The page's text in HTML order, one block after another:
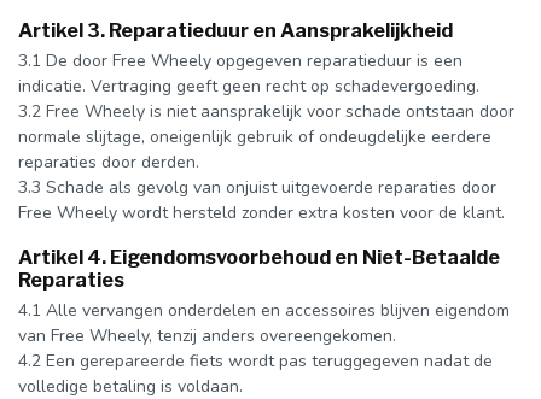
Artikel 3. Reparatieduur en Aansprakelijkheid
3.1 De door Free Wheely opgegeven reparatieduur is een
indicatie. Vertraging geeft geen recht op schadevergoeding.
3.2 Free Wheely is niet aansprakelijk voor schade ontstaan door
normale slijtage, oneigenlijk gebruik of ondeugdelijke eerdere
reparaties door derden.
3.3 Schade als gevolg van onjuist uitgevoerde reparaties door
Free Wheely wordt hersteld zonder extra kosten voor de klant.
Artikel 4. Eigendomsvoorbehoud en Niet-Betaalde
Reparaties
4.1 Alle vervangen onderdelen en accessoires blijven eigendom
van Free Wheely, tenzij anders overeengekomen.
4.2 Een gerepareerde fiets wordt pas teruggegeven nadat de
volledige betaling is voldaan.